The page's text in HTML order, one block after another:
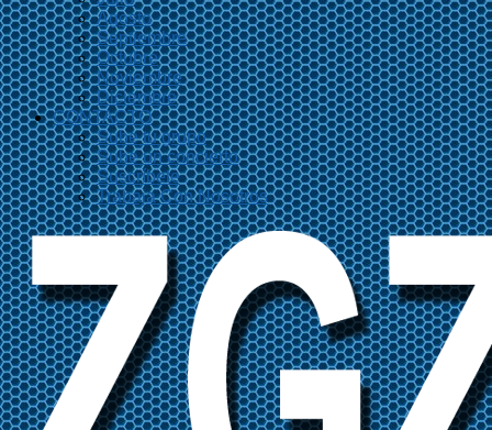
Agosto
Septiembre
Octubre
Noviembre
Diciembre
CONTACTO
Sube tu grupo
Sube un concierto
Suscríbete
Trabaja Con Nosotros